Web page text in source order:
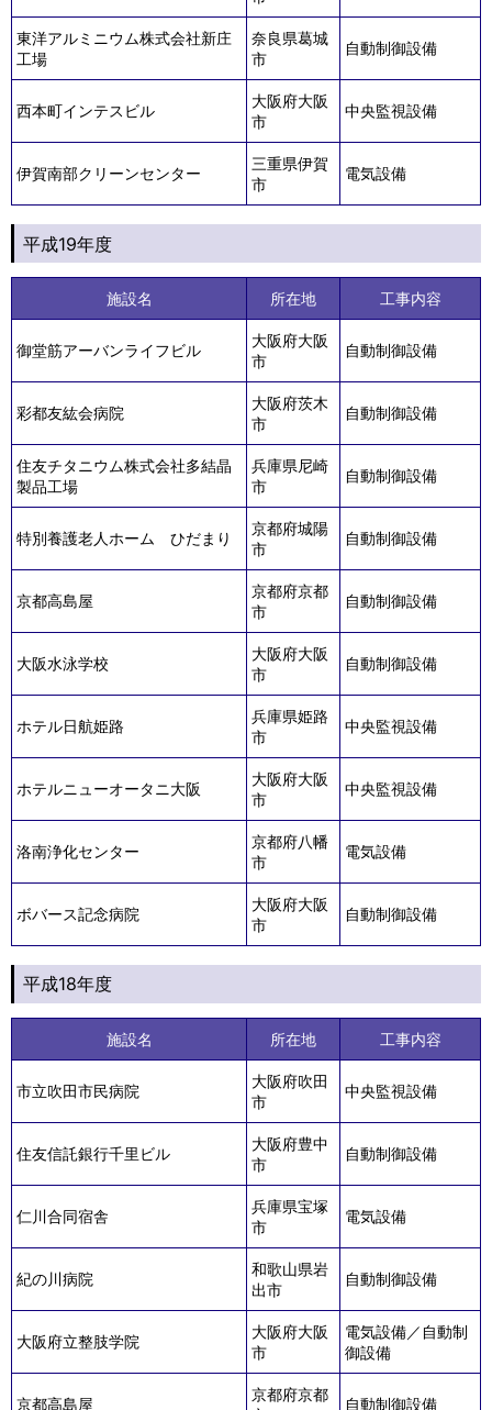
東洋アルミニウム株式会社新庄
工場
奈良県葛城
市
自動制御設備
西本町インテスビル
大阪府大阪
市
中央監視設備
伊賀南部クリーンセンター
三重県伊賀
市
電気設備
平成19年度
施設名 所在地 工事内容
御堂筋アーバンライフビル
大阪府大阪
市
自動制御設備
彩都友紘会病院
大阪府茨木
市
自動制御設備
住友チタニウム株式会社多結晶
製品工場
兵庫県尼崎
市
自動制御設備
特別養護老人ホーム ひだまり
京都府城陽
市
自動制御設備
京都高島屋
京都府京都
市
自動制御設備
大阪水泳学校
大阪府大阪
市
自動制御設備
ホテル日航姫路
兵庫県姫路
市
中央監視設備
ホテルニューオータニ大阪
大阪府大阪
市
中央監視設備
洛南浄化センター
京都府八幡
市
電気設備
ボバース記念病院
大阪府大阪
市
自動制御設備
平成18年度
施設名 所在地 工事内容
市立吹田市民病院
大阪府吹田
市
中央監視設備
住友信託銀行千里ビル
大阪府豊中
市
自動制御設備
仁川合同宿舎
兵庫県宝塚
市
電気設備
紀の川病院
和歌山県岩
出市
自動制御設備
大阪府立整肢学院
大阪府大阪
市
電気設備／自動制
御設備
京都高島屋
京都府京都
自動制御設備